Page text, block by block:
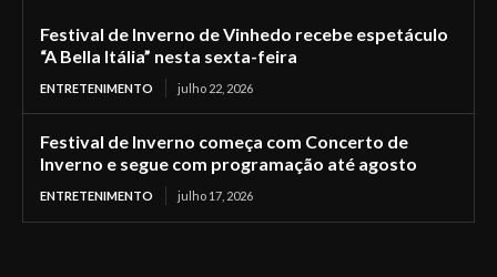
Festival de Inverno de Vinhedo recebe espetáculo
“A Bella Itália” nesta sexta-feira
ENTRETENIMENTO julho 22, 2026
Festival de Inverno começa com Concerto de
Inverno e segue com programação até agosto
ENTRETENIMENTO julho 17, 2026